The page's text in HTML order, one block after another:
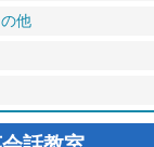
他